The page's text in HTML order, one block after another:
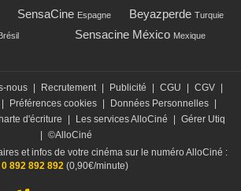
SensaCine Espagne Beyazperde Turquie
Sensacine México Mexique
nous Recrutement Publicité CGU CGV
Préférences cookies Données Personnelles
d'écriture Les services AlloCiné
Gérer Utiq
©AlloCiné
et infos de votre cinéma sur le numéro AlloCiné :
0 892 892 892(0,90€/minute)